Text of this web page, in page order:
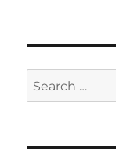
Search
for: